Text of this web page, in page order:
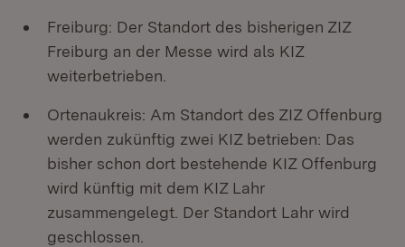
Freiburg: Der Standort des bisherigen ZIZ
Freiburg an der Messe wird als KIZ
weiterbetrieben.
Ortenaukreis: Am Standort des ZIZ Offenburg
werden zukünftig zwei KIZ betrieben: Das
bisher schon dort bestehende KIZ Offenburg
wird künftig mit dem KIZ Lahr
zusammengelegt. Der Standort Lahr wird
geschlossen.